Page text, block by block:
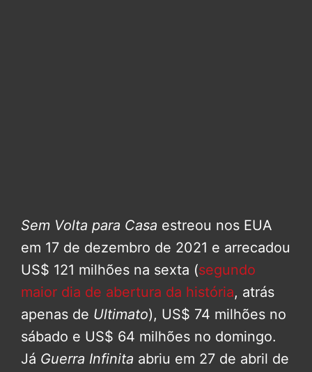
Sem Volta para Casa estreou nos EUA
em 17 de dezembro de 2021 e arrecadou
US$ 121 milhões na sexta (segundo
maior dia de abertura da história, atrás
apenas de Ultimato), US$ 74 milhões no
sábado e US$ 64 milhões no domingo.
Já Guerra Infinita abriu em 27 de abril de